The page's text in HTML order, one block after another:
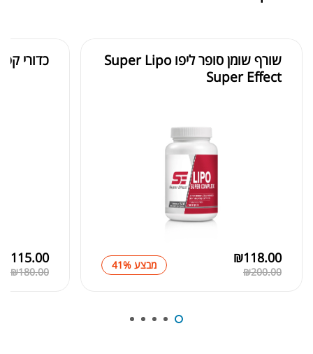
מומיו | שילג'יט
סרט מדידה מקצועי לגוף
שורף שומן סופר ליפו Super Lipo
Super Effect
₪200.00
₪118.00 מבצע 41%
כדורי
₪180.00
115.00